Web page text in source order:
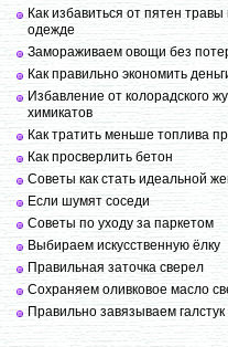
Как избавиться от пятен травы
одежде
Замораживаем овощи без
Как правильно экономить
Избавление от колорадского
химикатов
Как тратить меньше топлива
Как просверлить бетон
Советы как стать идеальной
Если шумят соседи
Советы по уходу за паркетом
Выбираем искусственную ёлку
Правильная заточка сверел
Сохраняем оливковое масло
Правильно завязываем галстук